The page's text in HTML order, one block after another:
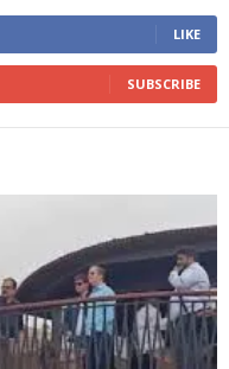
LIKE
SUBSCRIBE